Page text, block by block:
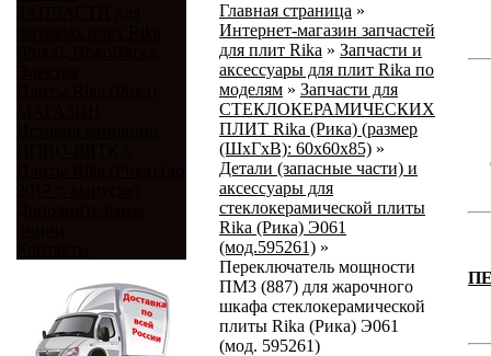
Главная страница »
Интернет-магазин запчастей
для плит Rika » Запчасти и
аксессуары для плит Rika по
моделям » Запчасти для
СТЕКЛОКЕРАМИЧЕСКИХ
ПЛИТ Rika (Рика) (размер
(ШхГхВ): 60x60x85) »
Детали (запасные части) и
аксессуары для
стеклокерамической плиты
Rika (Рика) Э061
(мод.595261) »
Переключатель мощности
ПМ3 (887) для жарочного
шкафа стеклокерамической
плиты Rika (Рика) Э061
(мод. 595261)